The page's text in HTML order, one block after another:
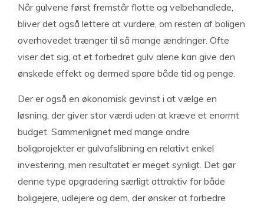
Når gulvene først fremstår flotte og velbehandlede,
bliver det også lettere at vurdere, om resten af boligen
overhovedet trænger til så mange ændringer. Ofte
viser det sig, at et forbedret gulv alene kan give den
ønskede effekt og dermed spare både tid og penge.
Der er også en økonomisk gevinst i at vælge en
løsning, der giver stor værdi uden at kræve et enormt
budget. Sammenlignet med mange andre
boligprojekter er gulvafslibning en relativt enkel
investering, men resultatet er meget synligt. Det gør
denne type opgradering særligt attraktiv for både
boligejere, udlejere og dem, der ønsker at forbedre